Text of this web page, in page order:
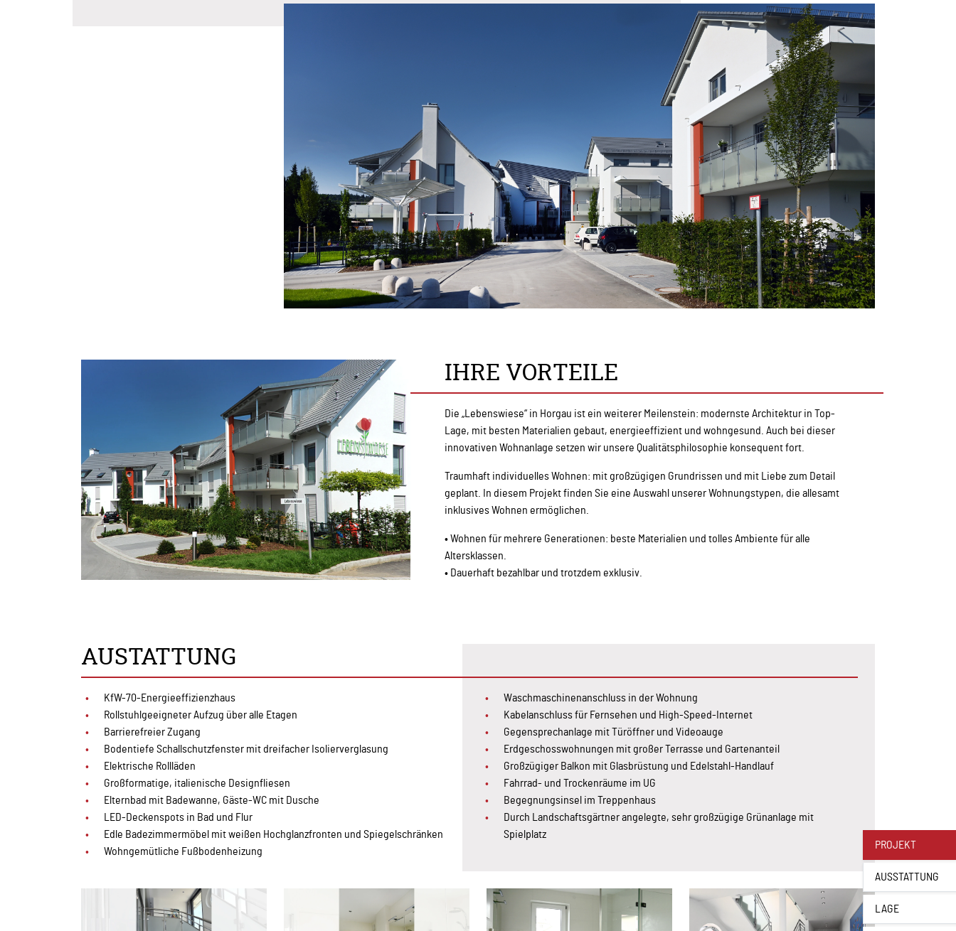
PROJEKT
AUSSTATTUNG
LAGE
IHRE VORTEILE
Die „Lebenswiese“ in Horgau ist ein weiterer Meilenstein: modernste Architektur in Top-
Lage, mit besten Materialien gebaut, energieeffizient und wohngesund. Auch bei dieser
innovativen Wohnanlage setzen wir unsere Qualitätsphilosophie konsequent fort.
Traumhaft individuelles Wohnen: mit großzügigen Grundrissen und mit Liebe zum Detail
geplant. In diesem Projekt finden Sie eine Auswahl unserer Wohnungstypen, die allesamt
inklusives Wohnen ermöglichen.
• Wohnen für mehrere Generationen: beste Materialien und tolles Ambiente für alle
Altersklassen.
• Dauerhaft bezahlbar und trotzdem exklusiv.
AUSTATTUNG
KfW-70-Energieeffizienzhaus
Rollstuhlgeeigneter Aufzug über alle Etagen
Barrierefreier Zugang
Bodentiefe Schallschutzfenster mit dreifacher Isolierverglasung
Elektrische Rollläden
Großformatige, italienische Designfliesen
Elternbad mit Badewanne, Gäste-WC mit Dusche
LED-Deckenspots in Bad und Flur
Edle Badezimmermöbel mit weißen Hochglanzfronten und Spiegelschränken
Wohngemütliche Fußbodenheizung
Waschmaschinenanschluss in der Wohnung
Kabelanschluss für Fernsehen und High-Speed-Internet
Gegensprechanlage mit Türöffner und Videoauge
Erdgeschosswohnungen mit großer Terrasse und Gartenanteil
Großzügiger Balkon mit Glasbrüstung und Edelstahl-Handlauf
Fahrrad- und Trockenräume im UG
Begegnungsinsel im Treppenhaus
Durch Landschaftsgärtner angelegte, sehr großzügige Grünanlage mit
Spielplatz